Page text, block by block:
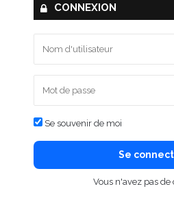
CONNEXION
Se souvenir de moi
Se
Vous n'avez pas de